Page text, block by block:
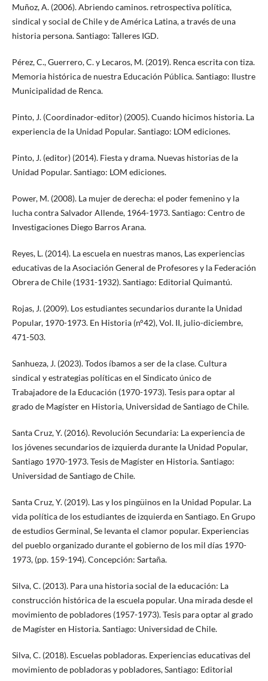
Muñoz, A. (2006). Abriendo caminos. retrospectiva política,
sindical y social de Chile y de América Latina, a través de una
historia persona. Santiago: Talleres IGD.
Pérez, C., Guerrero, C. y Lecaros, M. (2019). Renca escrita con tiza.
Memoria histórica de nuestra Educación Pública. Santiago: Ilustre
Municipalidad de Renca.
Pinto, J. (Coordinador-editor) (2005). Cuando hicimos historia. La
experiencia de la Unidad Popular. Santiago: LOM ediciones.
Pinto, J. (editor) (2014). Fiesta y drama. Nuevas historias de la
Unidad Popular. Santiago: LOM ediciones.
Power, M. (2008). La mujer de derecha: el poder femenino y la
lucha contra Salvador Allende, 1964-1973. Santiago: Centro de
Investigaciones Diego Barros Arana.
Reyes, L. (2014). La escuela en nuestras manos, Las experiencias
educativas de la Asociación General de Profesores y la Federación
Obrera de Chile (1931-1932). Santiago: Editorial Quimantú.
Rojas, J. (2009). Los estudiantes secundarios durante la Unidad
Popular, 1970-1973. En Historia (n°42), Vol. II, julio-diciembre,
471-503.
Sanhueza, J. (2023). Todos íbamos a ser de la clase. Cultura
sindical y estrategias políticas en el Sindicato único de
Trabajadore de la Educación (1970-1973). Tesis para optar al
grado de Magíster en Historia, Universidad de Santiago de Chile.
Santa Cruz, Y. (2016). Revolución Secundaria: La experiencia de
los jóvenes secundarios de izquierda durante la Unidad Popular,
Santiago 1970-1973. Tesis de Magíster en Historia. Santiago:
Universidad de Santiago de Chile.
Santa Cruz, Y. (2019). Las y los pingüinos en la Unidad Popular. La
vida política de los estudiantes de izquierda en Santiago. En Grupo
de estudios Germinal, Se levanta el clamor popular. Experiencias
del pueblo organizado durante el gobierno de los mil días 1970-
1973, (pp. 159-194). Concepción: Sartaña.
Silva, C. (2013). Para una historia social de la educación: La
construcción histórica de la escuela popular. Una mirada desde el
movimiento de pobladores (1957-1973). Tesis para optar al grado
de Magíster en Historia. Santiago: Universidad de Chile.
Silva, C. (2018). Escuelas pobladoras. Experiencias educativas del
movimiento de pobladoras y pobladores, Santiago: Editorial